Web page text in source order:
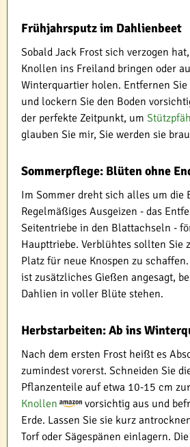
Frühjahrsputz im Dahlienbeet
Sobald Jack Frost sich verzogen
Knollen ins Freiland bringen oder
Winterquartier holen. Entfernen
und lockern Sie den Boden
der perfekte Zeitpunkt, um
glauben Sie mir, Sie werden sie
Sommerpflege: Blüten ohne
Im Sommer dreht sich alles um die
Regelmäßiges Ausgeizen - das
Seitentriebe in den Blattachseln -
Haupttriebe. Verblühtes sollten Sie
Platz für neue Knospen zu
ist zusätzliches Gießen angesagt,
Dahlien in voller Blüte stehen.
Herbstarbeiten: Ab ins
Nach dem ersten Frost heißt es
zumindest vorerst. Schneiden Sie
Pflanzenteile auf etwa 10-15 cm
Knollen
vorsichtig aus und
Erde. Lassen Sie sie kurz
Torf oder Sägespänen einlagern.